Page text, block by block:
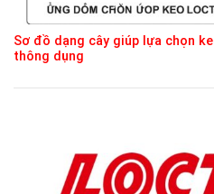
Sơ đồ dạng cây giúp lựa chọn
thông dụng